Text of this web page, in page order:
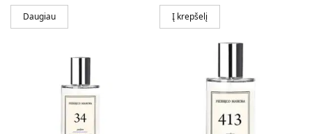
Daugiau Į krepšelį